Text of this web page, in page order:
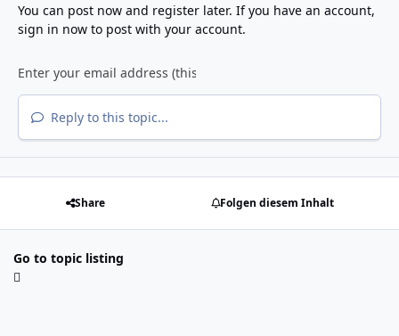
You can post now and register later. If you have an account,
sign in nowto post with your account.
Reply to this topic...
Share Folgen diesem Inhalt
Go to topic listing